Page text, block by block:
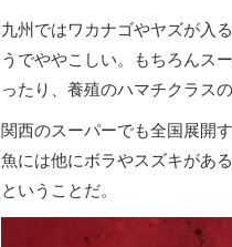
九州ではワカナゴやヤズが入
うでややこしい。もちろんス
ったり、養殖のハマチクラス
関西のスーパーでも全国展開
魚には他にボラやスズキがあ
ということだ。